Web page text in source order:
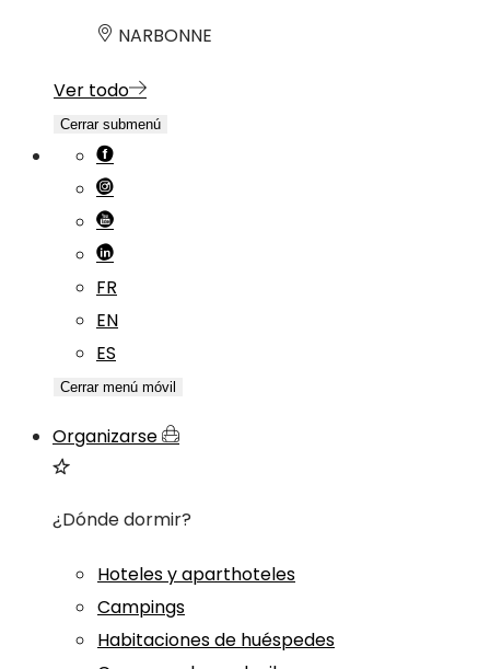
NARBONNE
Ver todo
Cerrar submenú
FR
EN
ES
Cerrar menú móvil
Organizarse
¿Dónde dormir?
Hoteles y aparthoteles
Campings
Habitaciones de huéspedes